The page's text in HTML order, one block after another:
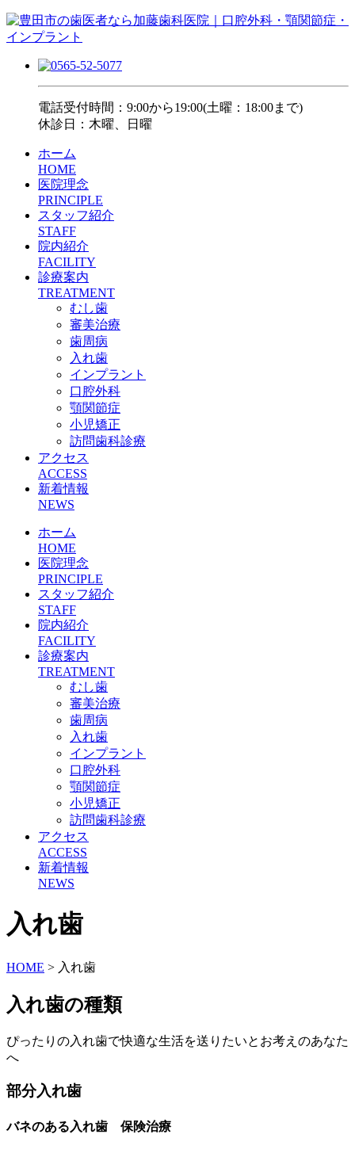
電話受付時間：9:00から19:00(土曜：18:00まで)
休診日：木曜、日曜
ホーム
HOME
医院理念
PRINCIPLE
スタッフ紹介
STAFF
院内紹介
FACILITY
診療案内
TREATMENT
むし歯
審美治療
歯周病
入れ歯
インプラント
口腔外科
顎関節症
小児矯正
訪問歯科診療
アクセス
ACCESS
新着情報
NEWS
ホーム
HOME
医院理念
PRINCIPLE
スタッフ紹介
STAFF
院内紹介
FACILITY
診療案内
TREATMENT
むし歯
審美治療
歯周病
入れ歯
インプラント
口腔外科
顎関節症
小児矯正
訪問歯科診療
アクセス
ACCESS
新着情報
NEWS
入れ歯
HOME > 入れ歯
入れ歯の種類
ぴったりの入れ歯で快適な生活を送りたいとお考えのあなた
へ
部分入れ歯
バネのある入れ歯 保険治療